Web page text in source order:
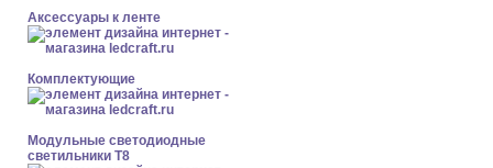
Аксессуары к ленте
Комплектующие
Модульные светодиодные
светильники Т8